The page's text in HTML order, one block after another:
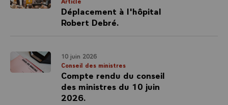
Déplacement à l'hôpital
Robert Debré.
10 juin 2026
Conseil des ministres
Compte rendu du conseil
des ministres du 10 juin
2026.